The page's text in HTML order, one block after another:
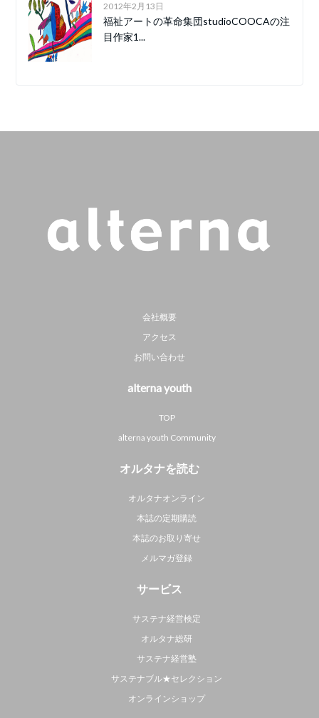
2012年2月13日
福祉アートの革命集団studioCOOCAの注
目作家1...
会社概要
アクセス
お問い合わせ
alterna youth
TOP
alterna youth Community
オルタナを読む
オルタナオンライン
本誌の定期購読
本誌のお取り寄せ
メルマガ登録
サービス
サステナ経営検定
オルタナ総研
サステナ経営塾
サステナブル★セレクション
オンラインショップ